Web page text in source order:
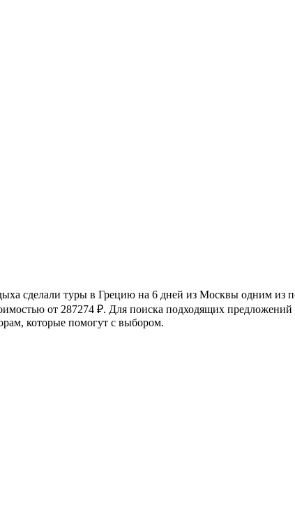
сделали туры в Грецию на 6 дней из Москвы одним из
от 287274 ₽. Для поиска подходящих
которые помогут с выбором.